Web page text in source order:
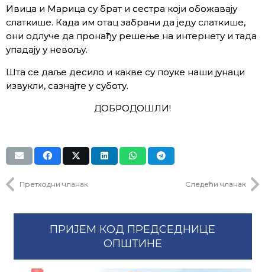
Ивица и Марица су брат и сестра који обожавају
слаткише. Када им отац забрани да једу слаткише,
они одлуче да пронађу решење на интернету и тада
упадају у невољу.
Шта се даље десило и какве су поуке наши јунаци
извукли, сазнајте у суботу.
ДОБРОДОШЛИ!
Претходни чланак Следећи чланак
ПРИЈЕМ КОД ПРЕДСЕДНИЦЕ
ОПШТИНЕ